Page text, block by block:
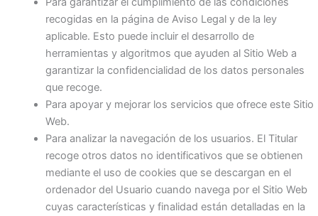
recogidas en la página de Aviso Legal y de la ley
aplicable. Esto puede incluir el desarrollo de
herramientas y algoritmos que ayuden al Sitio Web a
garantizar la confidencialidad de los datos personales
que recoge.
Para apoyar y mejorar los servicios que ofrece este Sitio
Web.
Para analizar la navegación de los usuarios. El Titular
recoge otros datos no identificativos que se obtienen
mediante el uso de cookies que se descargan en el
ordenador del Usuario cuando navega por el Sitio Web
cuyas características y finalidad están detalladas en la